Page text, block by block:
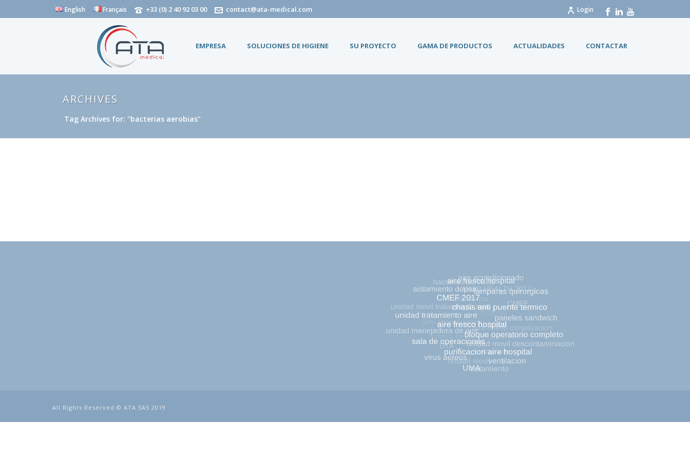
English Français +33 (0) 2 40 92 03 00 contact@ata-medical.com Login
EMPRESA SOLUCIONES DE HIGIENE SU PROYECTO GAMA DE PRODUCTOS ACTUALIDADES CONTACTAR
ARCHIVES
Tag Archives for: "bacterias aerobias"
All Rights Reserved © ATA SAS 2019